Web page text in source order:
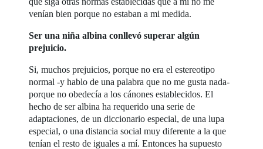
venían bien porque no estaban a mi medida.
Ser una niña albina conllevó superar algún
prejuicio.
Si, muchos prejuicios, porque no era el estereotipo
normal -y hablo de una palabra que no me gusta nada-
porque no obedecía a los cánones establecidos. El
hecho de ser albina ha requerido una serie de
adaptaciones, de un diccionario especial, de una lupa
especial, o una distancia social muy diferente a la que
tenían el resto de iguales a mí. Entonces ha supuesto